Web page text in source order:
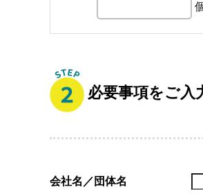
個
必要事項をご入
会社名／団体名